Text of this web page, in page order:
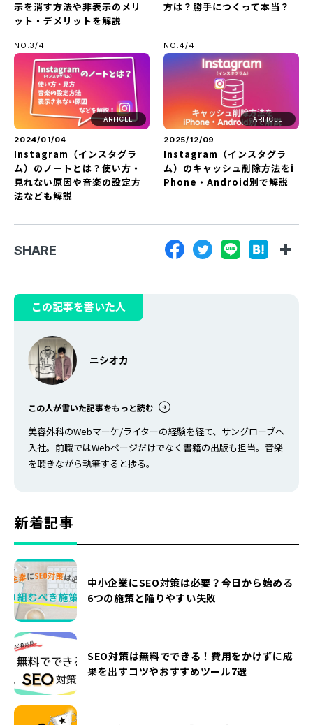
示を消す方法や非表示のメリ
ット・デメリットを解説
方は？勝手につくって本当？
NO.3/4
ARTICLE
2024/01/04
Instagram（インスタグラ
ム）のノートとは？使い方・
見れない原因や音楽の設定方
法なども解説
NO.4/4
ARTICLE
2025/12/09
Instagram（インスタグラ
ム）のキャッシュ削除方法をi
Phone・Android別で解説
SHARE
この記事を書いた人
ニシオカ
この人が書いた記事をもっと読む
美容外科のWebマーケ/ライターの経験を経て、サングローブへ
入社。前職ではWebページだけでなく書籍の出版も担当。音楽
を聴きながら執筆すると捗る。
新着記事
中小企業にSEO対策は必要？今日から始める
6つの施策と陥りやすい失敗
SEO対策は無料でできる！費用をかけずに成
果を出すコツやおすすめツール7選